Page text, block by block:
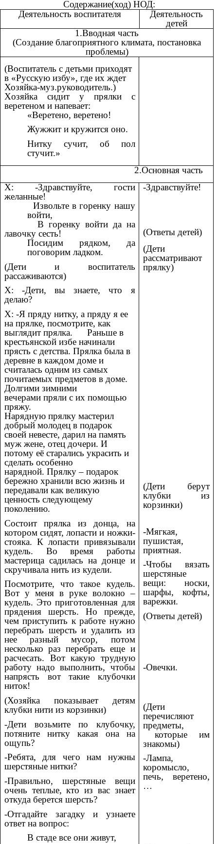
Содержание(ход) НОД:
Деятельность воспитателя
Деятельность
детей
1.Вводная часть
(Создание благоприятного климата, постановка
проблемы)
(Воспитатель с детьми приходят
в «Русскую избу», где их ждет
Хозяйка-муз.руководитель.)
Xозяйка сидит у прялки с
веретеном и напевает:
«Веретено, веретено!
Жужжит и кружится оно.
Нитку сучит, об пол
стучит.»
2.Основная часть
Х: -Здравствуйте, гости
желанные!
в горенку нашу
войти,
В горенку войти да на
лавочку сесть!
Посидим рядком, да
поговорим ладком.
(Дети и воспитатель
рассаживаются)
Х: -Дети, вы знаете, что я
делаю?
Х: -Я пряду нитку, а пряду я ее
на прялке, посмотрите, как
выглядит прялка. Раньше в
крестьянской избе начинали
прясть с детства. Прялка была в
деревне в каждом доме и
считалась одним из самых
почитаемых предметов в доме.
Долгими зимними
вечерами пряли с их помощью
пряжу.
Нарядную прялку мастерил
добрый молодец в подарок
своей невесте, дарил на память
муж жене, отец дочери. И
потому её старались украсить и
сделать особенно
нарядной. Прялку – подарок
бережно хранили всю жизнь и
передавали как великую
ценность следующему
поколению.
Состоит прялка из донца, на
котором сидят, лопасти и ножки-
стояка. К лопасти привязывали
кудель. Во время работы
мастерица садилась на донце и
скручивала нить из кудели.
Посмотрите, что такое кудель.
Вот у меня в руке волокно –
кудель. Это приготовленная для
прядения шерсть. Но прежде,
чем приступить к работе нужно
перебрать шерсть и удалить из
нее разный мусор, потом
несколько раз перебрать еще и
расчесать. Вот какую трудную
работу надо выполнить, чтобы
напрясть вот такие клубочки
ниток!
(Хозяйка показывает детям
клубки нити из корзинки)
-Дети возьмите по клубочку,
потяните нитку какая она на
ощупь?
-Ребята, для чего нам нужны
шерстяные нитки?
-Правильно, шерстяные вещи
очень теплые, кто из вас знает
откуда берется шерсть?
-Отгадайте загадку и узнаете
ответ на вопрос:
В стаде все они живут,
-Здравствуйте!
(Ответы детей)
(Дети
рассматривают
прялку)
(Дети берут
клубки из
корзинки)
-Мягкая,
пушистая,
приятная.
-Чтобы вязать
шерстяные
вещи: носки,
шарфы, кофты,
варежки.
(Ответы детей)
-Овечки.
(Дети
перечисляют
предметы,
которые им
знакомы)
-Лампа,
коромысло,
печь, веретено,
…